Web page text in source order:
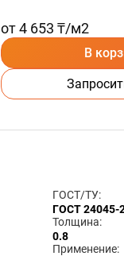
от 4 653 ₸/м2
В
ГОСТ/ТУ:
ГОСТ 24045-
Толщина:
0.8
Применение: